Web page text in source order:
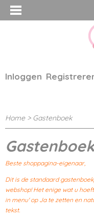
Inloggen
Home> Gastenboek
Gastenboek
Beste shoppagina-eigenaar,
Dit is de standaard
webshop! Het enige wat u
in menu' op Ja te zetten en
tekst.